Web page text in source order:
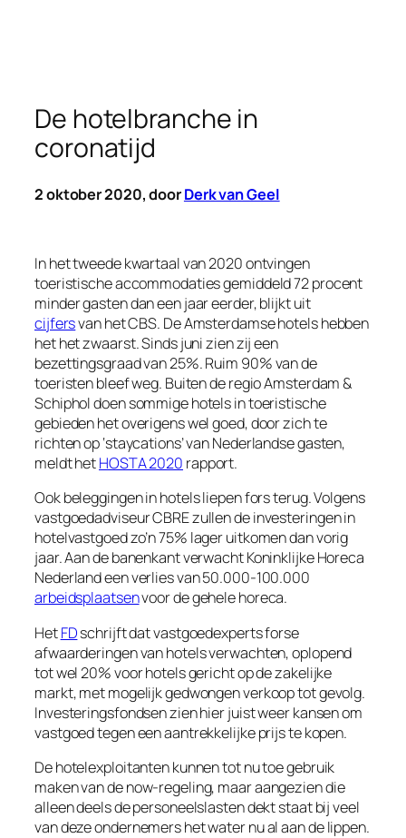
De hotelbranche in
coronatijd
2 oktober 2020, doorDerk van Geel
In het tweede kwartaal van 2020 ontvingen
toeristische accommodaties gemiddeld 72 procent
minder gasten dan een jaar eerder, blijkt uit
cijfersvan het CBS. De Amsterdamse hotels hebben
het het zwaarst. Sinds juni zien zij een
bezettingsgraad van 25%. Ruim 90% van de
toeristen bleef weg. Buiten de regio Amsterdam &
Schiphol doen sommige hotels in toeristische
gebieden het overigens wel goed, door zich te
richten op ‘staycations’ van Nederlandse gasten,
meldt hetHOSTA 2020 rapport.
Ook beleggingen in hotels liepen fors terug. Volgens
vastgoedadviseur CBRE zullen de investeringen in
hotelvastgoed zo’n 75% lager uitkomen dan vorig
jaar. Aan de banenkant verwacht Koninklijke Horeca
Nederland een verlies van 50.000-100.000
arbeidsplaatsenvoor de gehele horeca.
HetFDschrijft dat vastgoedexperts forse
afwaarderingen van hotels verwachten, oplopend
tot wel 20% voor hotels gericht op de zakelijke
markt, met mogelijk gedwongen verkoop tot gevolg.
Investeringsfondsen zien hier juist weer kansen om
vastgoed tegen een aantrekkelijke prijs te kopen.
De hotelexploitanten kunnen tot nu toe gebruik
maken van de now-regeling, maar aangezien die
alleen deels de personeelslasten dekt staat bij veel
van deze ondernemers het water nu al aan de lippen.